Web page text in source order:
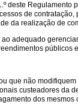
de
da realização de
adequado
públicos
não
custeadores da
dos mesmos